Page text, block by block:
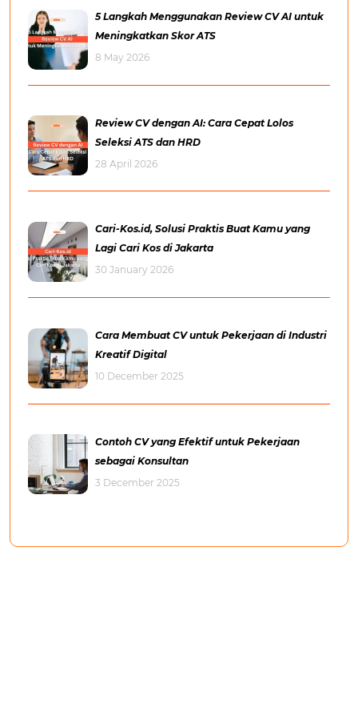
5 Langkah Menggunakan Review CV AI untuk
Meningkatkan Skor ATS
8 May 2026
Review CV dengan AI: Cara Cepat Lolos
Seleksi ATS dan HRD
28 April 2026
Cari-Kos.id, Solusi Praktis Buat Kamu yang
Lagi Cari Kos di Jakarta
30 January 2026
Cara Membuat CV untuk Pekerjaan di Industri
Kreatif Digital
10 December 2025
Contoh CV yang Efektif untuk Pekerjaan
sebagai Konsultan
3 December 2025